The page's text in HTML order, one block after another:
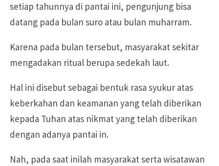
setiap tahunnya di pantai ini, pengunjung bisa
datang pada bulan suro atau bulan muharram.
Karena pada bulan tersebut, masyarakat sekitar
mengadakan ritual berupa sedekah laut.
Hal ini disebut sebagai bentuk rasa syukur atas
keberkahan dan keamanan yang telah diberikan
kepada Tuhan atas nikmat yang telah diberikan
dengan adanya pantai in.
Nah, pada saat inilah masyarakat serta wisatawan